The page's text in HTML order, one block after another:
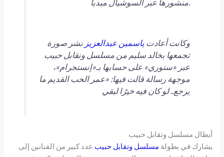
منشورها عبر السوشيال ميديا.
وكانت أعادت ياسمين عبدالعزيز نشر صورة
تجمعها بخالد سليم من مسلسل ونقابل حبيب
عبر «ستوري» على حسابها بـ«إنستجرام»،
موجهة رسالة قالت فيها: «عمر الحب القديم ما
يرجع.. لو كان فيه خيرًا لبقي
أبطال مسلسل وتقابل حبيب
يشارك في بطولة مسلسل وتقابل حبيب عدد كبير من الفنانين إلى